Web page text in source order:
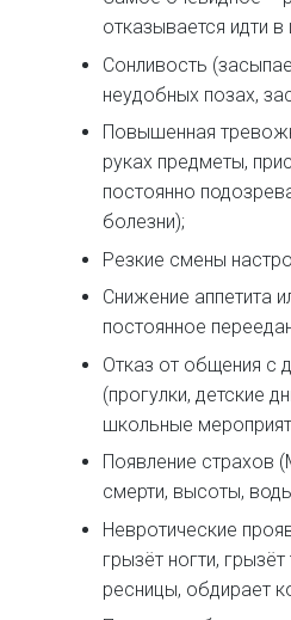
отказывается идти
Сонливость
неудобных позах,
Повышенная
руках предметы,
постоянно
болезни);
Резкие смены
Снижение аппетита
постоянное
Отказ от общения с
(прогулки, детские
школьные
Появление страхов
смерти, высоты,
Невротические
грызёт ногти,
ресницы, обдирает